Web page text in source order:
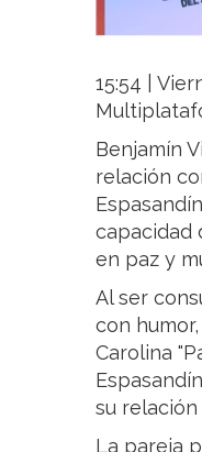
15:54 |
Benjamín
relación
capacidad
en paz y
Al ser
con
Carolina
su relación
La pareja